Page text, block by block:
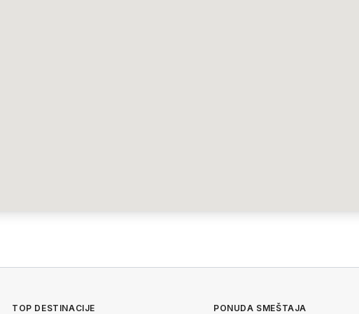
TOP DESTINACIJE PONUDA SMEŠTAJA